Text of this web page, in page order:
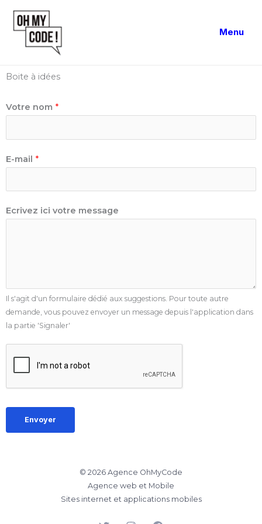
contenu
Menu
Boite à idées
Votre nom *
E-mail *
Ecrivez ici votre message
Il s'agit d'un formulaire dédié aux suggestions. Pour toute autre
demande, vous pouvez envoyer un message depuis l'application dans
la partie 'Signaler'
Envoyer
© 2026 Agence OhMyCode
Agence web et Mobile
Sites internet et applications mobiles